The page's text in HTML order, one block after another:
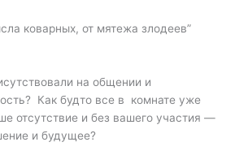
коварных, от мятежа злодеев”
на общении и
Как будто все в комнате уже
отсутствие и без вашего участия —
и будущее?